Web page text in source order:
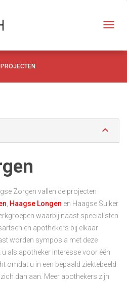
PROJECTEN
keyboard_arrow_down
Zorgen vallen de projecten
Haagse Longen en Haagse Suiker
waarbij naast specialisten
en apothekers bij elkaar
worden symposia met deze
als apotheker interesse voor één
omdat u in een bepaald ziektebeeld
dan aan. Meer apothekers zijn